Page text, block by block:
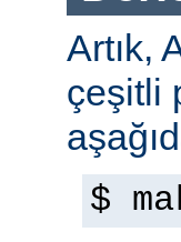
Artık,
çeşitli
$